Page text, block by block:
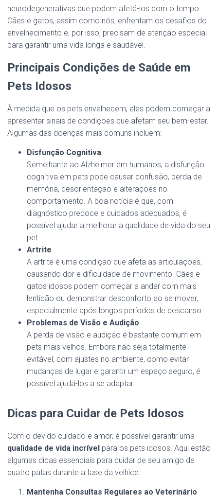
neurodegenerativas que podem afetá-los com o tempo.
Cães e gatos, assim como nós, enfrentam os desafios do
envelhecimento e, por isso, precisam de atenção especial
para garantir uma vida longa e saudável.
Principais Condições de Saúde em
Pets Idosos
À medida que os pets envelhecem, eles podem começar a
apresentar sinais de condições que afetam seu bem-estar.
Algumas das doenças mais comuns incluem:
Disfunção Cognitiva
Semelhante ao Alzheimer em humanos, a disfunção
cognitiva em pets pode causar confusão, perda de
memória, desorientação e alterações no
comportamento. A boa notícia é que, com
diagnóstico precoce e cuidados adequados, é
possível ajudar a melhorar a qualidade de vida do seu
pet.
Artrite
A artrite é uma condição que afeta as articulações,
causando dor e dificuldade de movimento. Cães e
gatos idosos podem começar a andar com mais
lentidão ou demonstrar desconforto ao se mover,
especialmente após longos períodos de descanso.
Problemas de Visão e Audição
A perda de visão e audição é bastante comum em
pets mais velhos. Embora não seja totalmente
evitável, com ajustes no ambiente, como evitar
mudanças de lugar e garantir um espaço seguro, é
possível ajudá-los a se adaptar.
Dicas para Cuidar de Pets Idosos
Com o devido cuidado e amor, é possível garantir uma
qualidade de vida incrível para os pets idosos. Aqui estão
algumas dicas essenciais para cuidar de seu amigo de
quatro patas durante a fase da velhice:
Mantenha Consultas Regulares ao Veterinário